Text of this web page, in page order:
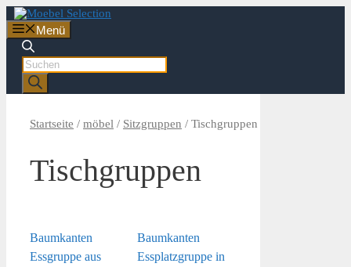
Zum
Inhalt
springen
Menü
Products
search
Startseite / möbel / Sitzgruppen / Tischgruppen
Tischgruppen
Baumkanten
Essgruppe aus
Baumkanten
Essplatzgruppe in